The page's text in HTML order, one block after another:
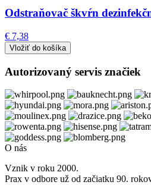
Odstraňovač škvŕn
€ 7,38
Autorizovaný servis značiek
O nás
Vznik v roku 2000.
Prax v odbore už od začiatku 90.